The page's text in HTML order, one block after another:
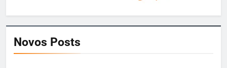
Novos Posts